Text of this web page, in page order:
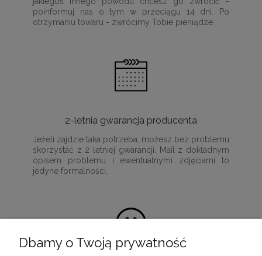
poinformuj nas o tym w przeciągu 14 dni. Po
otrzymaniu towaru - zwrócimy Tobie pieniądze.
2-letnia gwarancja producenta
Jeżeli zajdzie taka potrzeba, możesz bez problemu
skorzystać z 2 letniej gwarancji. Mail z dokładnym
opisem problemu i ewentualnymi zdjęciami to
jedyne formalności.
Dbamy o Twoją prywatność